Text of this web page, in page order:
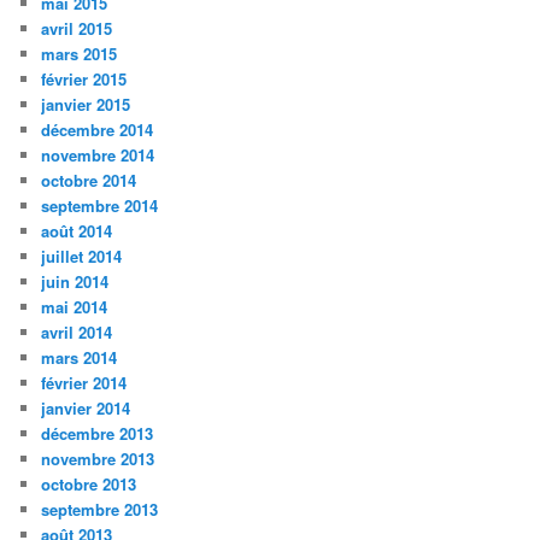
avril 2015
mars 2015
février 2015
janvier 2015
décembre 2014
novembre 2014
octobre 2014
septembre 2014
août 2014
juillet 2014
juin 2014
mai 2014
avril 2014
mars 2014
février 2014
janvier 2014
décembre 2013
novembre 2013
octobre 2013
septembre 2013
août 2013